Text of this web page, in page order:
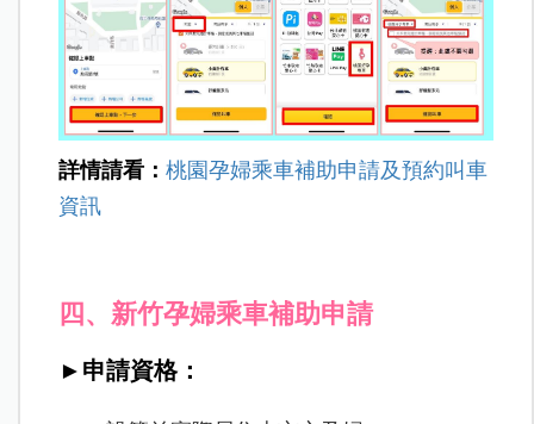
詳情請看：桃園孕婦乘車補助申請及預約叫車
資訊
四、新竹孕婦乘車補助申請
►申請資格：